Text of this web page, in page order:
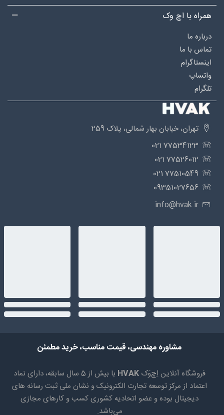
همراه با اچ وک
درباره‌ ما
تماس با ما
اینستاگرام
واتساپ
تلگرام
تهران، خیابان بهار شمالی، پلاک 259
77534123 021
77526012 021
77510549 021
09351027656
info@hvak.ir
مشاوره مهندسی، قیمت مناسب، خرید مطمئن
فروشگاه آنلاین اِچ‌وَک HVAK
با بیش از 5 سال سابقه، دارای نماد
اعتماد از مرکز توسعه تجارت الکترونیک و نشان ملی ثبت رسانه های
دیجیتال بوده و عضو اتحادیه کشوری کسب و کارهای مجازی
می‌باشد.